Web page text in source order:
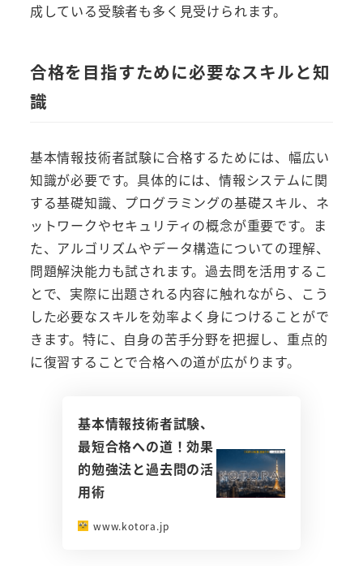
成している受験者も多く見受けられます。
合格を目指すために必要なスキルと知
識
基本情報技術者試験に合格するためには、幅広い
知識が必要です。具体的には、情報システムに関
する基礎知識、プログラミングの基礎スキル、ネ
ットワークやセキュリティの概念が重要です。ま
た、アルゴリズムやデータ構造についての理解、
問題解決能力も試されます。過去問を活用するこ
とで、実際に出題される内容に触れながら、こう
した必要なスキルを効率よく身につけることがで
きます。特に、自身の苦手分野を把握し、重点的
に復習することで合格への道が広がります。
基本情報技術者試験、
最短合格への道！効果
的勉強法と過去問の活
用術
www.kotora.jp